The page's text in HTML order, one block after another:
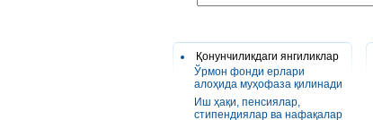
Қонунчиликдаги янгиликлар
Ўрмон фонди ерлари
алоҳида муҳофаза қилинади
Иш ҳақи, пенсиялар,
стипендиялар ва нафақалар